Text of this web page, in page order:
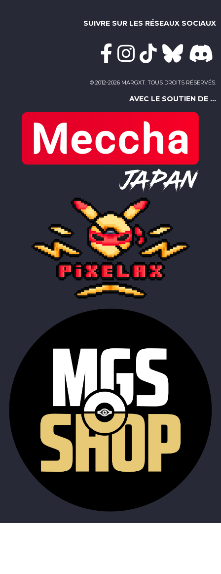
SUIVRE SUR LES RÉSEAUX SOCIAUX
© 2012-2026 MARGXT. TOUS DROITS RÉSERVÉS.
AVEC LE SOUTIEN DE ...